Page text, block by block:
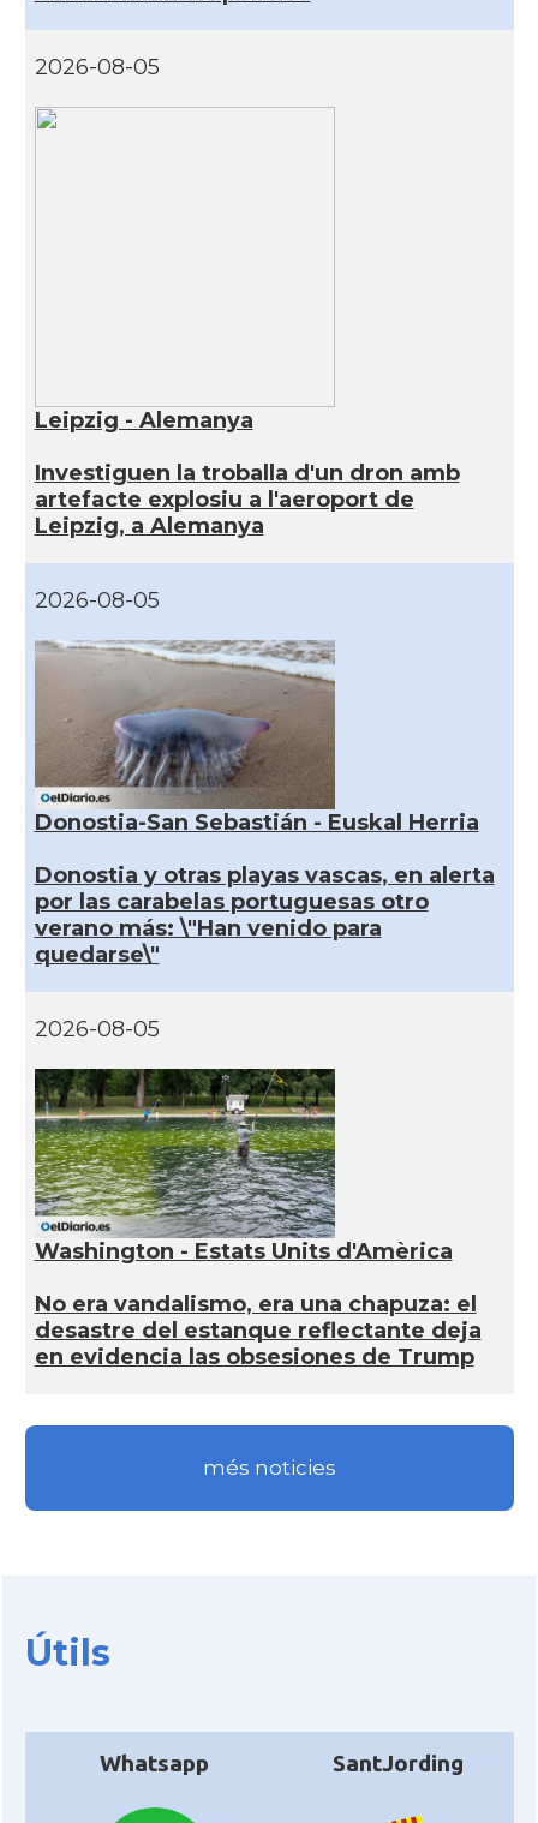
2026-08-05
Leipzig - Alemanya
Investiguen la troballa d'un dron amb
artefacte explosiu a l'aeroport de
Leipzig, a Alemanya
2026-08-05
Donostia-San Sebastián - Euskal Herria
Donostia y otras playas vascas, en alerta
por las carabelas portuguesas otro
verano más: \"Han venido para
quedarse\"
2026-08-05
Washington - Estats Units d'Amèrica
No era vandalismo, era una chapuza: el
desastre del estanque reflectante deja
en evidencia las obsesiones de Trump
més noticies
Útils
Whatsapp SantJording